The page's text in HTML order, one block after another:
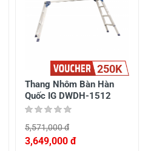
250K
Thang Nhôm Bàn Hàn
Quốc IG DWDH-1512
5,571,000 đ
3,649,000 đ